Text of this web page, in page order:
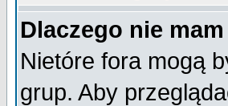
Dlaczego nie
Nietóre fora mogą
grup. Aby